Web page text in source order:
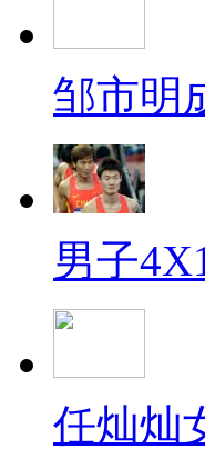
邹市明
男子
任灿灿